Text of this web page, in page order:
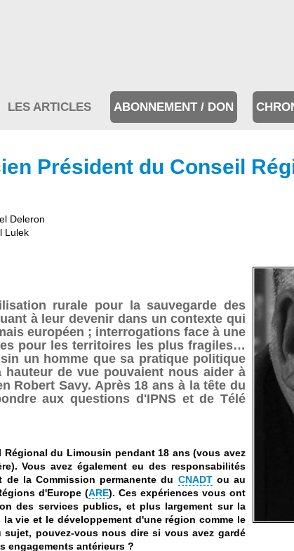
LES ARTICLES ABONNEMENT / DON
Président du Conseil
Deleron
Lulek
rurale pour la sauvegarde des
à leur devenir dans un contexte qui
européen ; interrogations face à une
pour les territoires les plus fragiles…
un homme que sa pratique politique
de vue pouvaient nous aider à
Robert Savy. Après 18 ans à la tête du
aux questions d'IPNS et de Télé
Régional du Limousin pendant 18 ans (vous avez
Vous avez également eu des responsabilités
la Commission permanente du CNADTou au
d'Europe (ARE). Ces expériences vous ont
des services publics, et plus largement sur la
vie et le développement d'une région comme le
pouvez-vous nous dire si vous avez gardé
engagements antérieurs ?